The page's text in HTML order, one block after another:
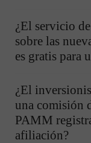
¿El servicio
sobre las
es gratis para
¿El
una comisión
PAMM
afiliación?